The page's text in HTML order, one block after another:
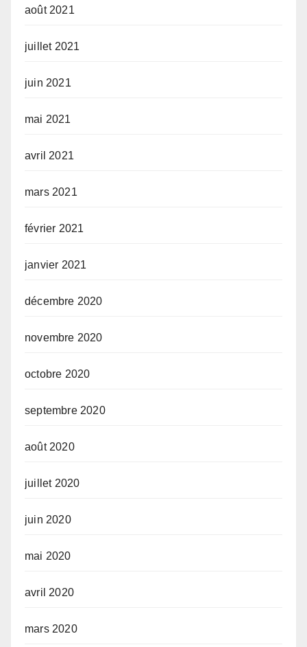
août 2021
juillet 2021
juin 2021
mai 2021
avril 2021
mars 2021
février 2021
janvier 2021
décembre 2020
novembre 2020
octobre 2020
septembre 2020
août 2020
juillet 2020
juin 2020
mai 2020
avril 2020
mars 2020